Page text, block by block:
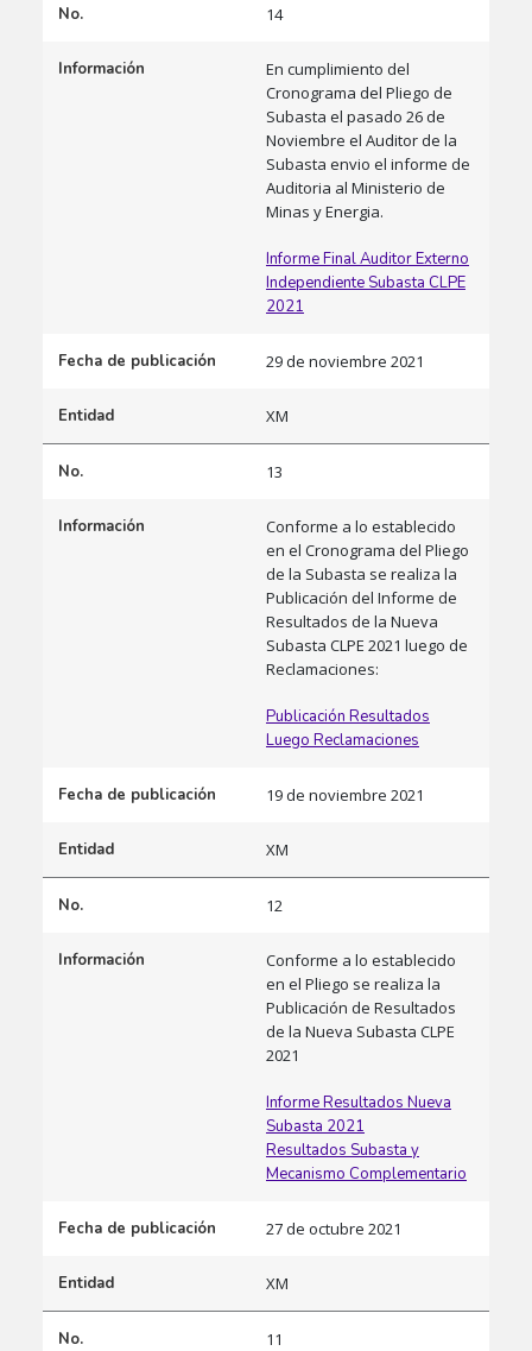
No. 14
Información
En cumplimiento del
Cronograma del Pliego de
Subasta el pasado 26 de
Noviembre el Auditor de la
Subasta envio el informe de
Auditoria al Ministerio de
Minas y Energia.
Informe Final Auditor Externo
Independiente Subasta CLPE
2021
Fecha de publicación 29 de noviembre 2021
Entidad XM
No. 13
Información
Conforme a lo establecido
en el Cronograma del Pliego
de la Subasta se realiza la
Publicación del Informe de
Resultados de la Nueva
Subasta CLPE 2021 luego de
Reclamaciones:
Publicación Resultados
Luego Reclamaciones
Fecha de publicación 19 de noviembre 2021
Entidad XM
No. 12
Información
Conforme a lo establecido
en el Pliego se realiza la
Publicación de Resultados
de la Nueva Subasta CLPE
2021
Informe Resultados Nueva
Subasta 2021
Resultados Subasta y
Mecanismo Complementario
Fecha de publicación 27 de octubre 2021
Entidad XM
No. 11